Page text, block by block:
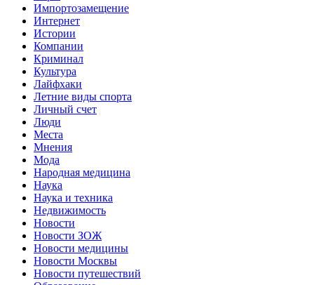
Импортозамещение
Интернет
Истории
Компании
Криминал
Культура
Лайфхаки
Летние виды спорта
Личный счет
Люди
Места
Мнения
Мода
Народная медицина
Наука
Наука и техника
Недвижимость
Новости
Новости ЗОЖ
Новости медицины
Новости Москвы
Новости путешествий